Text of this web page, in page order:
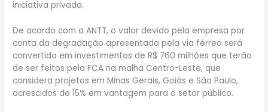
iniciativa privada.
De acordo com a ANTT, o valor devido pela empresa por
conta da degradação apresentada pela via férrea será
convertido em investimentos de R$ 760 milhões que terão
de ser feitos pela FCA na malha Centro-Leste, que
considera projetos em Minas Gerais, Goiás e São Paulo,
acrescidos de 15% em vantagem para o setor público.